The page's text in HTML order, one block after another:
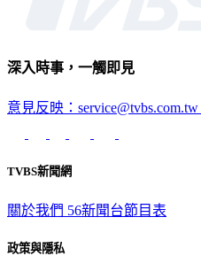
深入時事，一觸即見
意見反映：service@tvbs.com.tw
TVBS新聞網
關於我們 56新聞台節目表
政策與隱私